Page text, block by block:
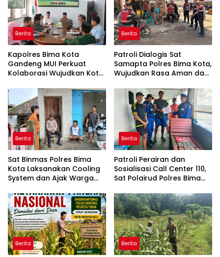
Berita
Kapolres Bima Kota
Gandeng MUI Perkuat
Kolaborasi Wujudkan Kota
Berita
Patroli Dialogis Sat
Samapta Polres Bima Kota,
Wujudkan Rasa Aman dan
Kamtibmas
Berita
Sat Binmas Polres Bima
Kota Laksanakan Cooling
System dan Ajak Warga
Sambut HUT RI Ke-81
Berita
Patroli Perairan dan
Sosialisasi Call Center 110,
Sat Polairud Polres Bima
Keselamatan Pelayaran di
Teluk Bima
Berita Berita